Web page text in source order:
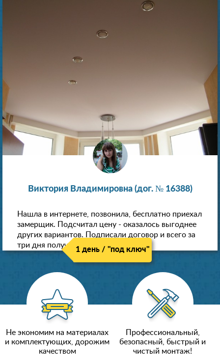
Виктория Владимировна (дог. № 16388)
Нашла в интернете, позвонила, бесплатно приехал
замерщик. Подсчитал цену - оказалось выгоднее
других вариантов. Подписали договор и всего за
три дня получили новые потолки!
1 день / "под ключ"
Не экономим на материалах
и комплектующих, дорожим
качеством
Профессиональный,
безопасный, быстрый и
чистый монтаж!